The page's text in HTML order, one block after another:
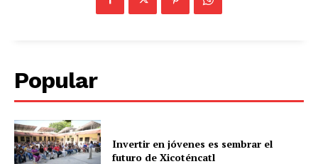
Popular
Invertir en jóvenes es sembrar el
futuro de Xicoténcatl